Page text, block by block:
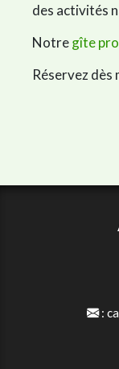
des activités
Notregîte
Réservez
: